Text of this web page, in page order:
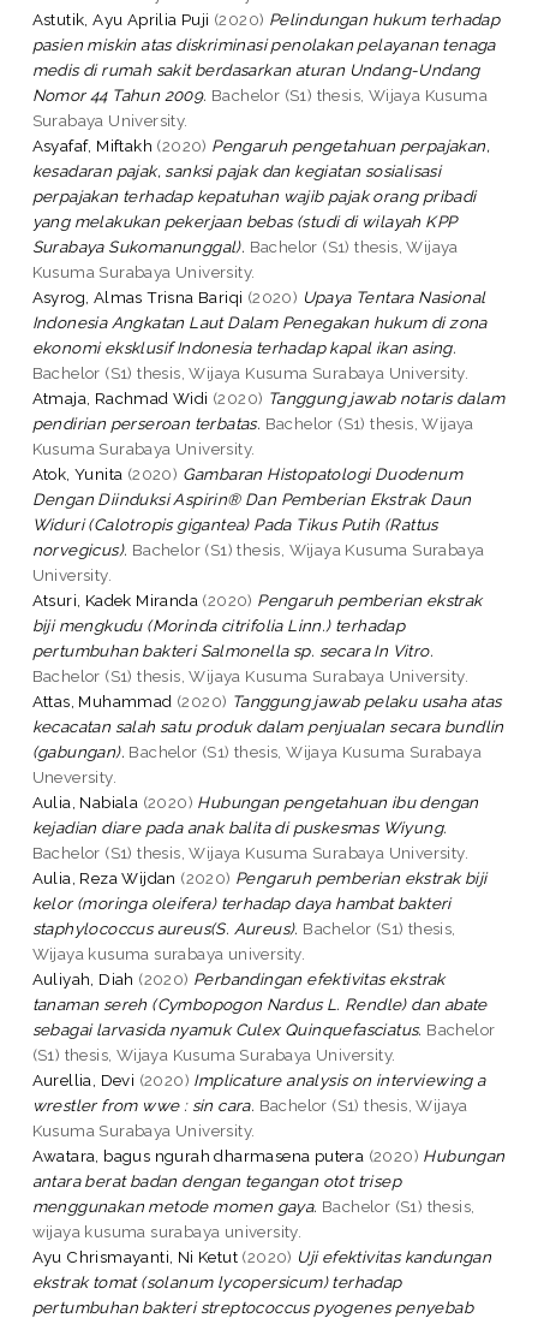
Astutik, Ayu Aprilia Puji (2020) Pelindungan hukum terhadap
pasien miskin atas diskriminasi penolakan pelayanan tenaga
medis di rumah sakit berdasarkan aturan Undang-Undang
Nomor 44 Tahun 2009. Bachelor (S1) thesis, Wijaya Kusuma
Surabaya University.
Asyafaf, Miftakh (2020) Pengaruh pengetahuan perpajakan,
kesadaran pajak, sanksi pajak dan kegiatan sosialisasi
perpajakan terhadap kepatuhan wajib pajak orang pribadi
yang melakukan pekerjaan bebas (studi di wilayah KPP
Surabaya Sukomanunggal). Bachelor (S1) thesis, Wijaya
Kusuma Surabaya University.
Asyrog, Almas Trisna Bariqi (2020) Upaya Tentara Nasional
Indonesia Angkatan Laut Dalam Penegakan hukum di zona
ekonomi eksklusif Indonesia terhadap kapal ikan asing.
Bachelor (S1) thesis, Wijaya Kusuma Surabaya University.
Atmaja, Rachmad Widi (2020) Tanggung jawab notaris dalam
pendirian perseroan terbatas. Bachelor (S1) thesis, Wijaya
Kusuma Surabaya University.
Atok, Yunita (2020) Gambaran Histopatologi Duodenum
Dengan Diinduksi Aspirin® Dan Pemberian Ekstrak Daun
Widuri (Calotropis gigantea) Pada Tikus Putih (Rattus
norvegicus). Bachelor (S1) thesis, Wijaya Kusuma Surabaya
University.
Atsuri, Kadek Miranda (2020) Pengaruh pemberian ekstrak
biji mengkudu (Morinda citrifolia Linn.) terhadap
pertumbuhan bakteri Salmonella sp. secara In Vitro.
Bachelor (S1) thesis, Wijaya Kusuma Surabaya University.
Attas, Muhammad (2020) Tanggung jawab pelaku usaha atas
kecacatan salah satu produk dalam penjualan secara bundlin
(gabungan). Bachelor (S1) thesis, Wijaya Kusuma Surabaya
Uneversity.
Aulia, Nabiala (2020) Hubungan pengetahuan ibu dengan
kejadian diare pada anak balita di puskesmas Wiyung.
Bachelor (S1) thesis, Wijaya Kusuma Surabaya University.
Aulia, Reza Wijdan (2020) Pengaruh pemberian ekstrak biji
kelor (moringa oleifera) terhadap daya hambat bakteri
staphylococcus aureus(S. Aureus). Bachelor (S1) thesis,
Wijaya kusuma surabaya university.
Auliyah, Diah (2020) Perbandingan efektivitas ekstrak
tanaman sereh (Cymbopogon Nardus L. Rendle) dan abate
sebagai larvasida nyamuk Culex Quinquefasciatus. Bachelor
(S1) thesis, Wijaya Kusuma Surabaya University.
Aurellia, Devi (2020) Implicature analysis on interviewing a
wrestler from wwe : sin cara. Bachelor (S1) thesis, Wijaya
Kusuma Surabaya University.
Awatara, bagus ngurah dharmasena putera (2020) Hubungan
antara berat badan dengan tegangan otot trisep
menggunakan metode momen gaya. Bachelor (S1) thesis,
wijaya kusuma surabaya university.
Ayu Chrismayanti, Ni Ketut (2020) Uji efektivitas kandungan
ekstrak tomat (solanum lycopersicum) terhadap
pertumbuhan bakteri streptococcus pyogenes penyebab